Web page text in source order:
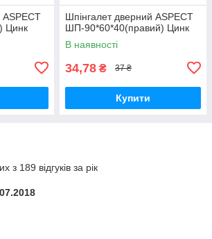
ASPECT
Цинк
Шпінгалет дверний ASPECT
ШП-90*60*40(правий) Цинк
В наявності
34,78 ₴ 37 ₴
Купити
з 189 відгуків за рік